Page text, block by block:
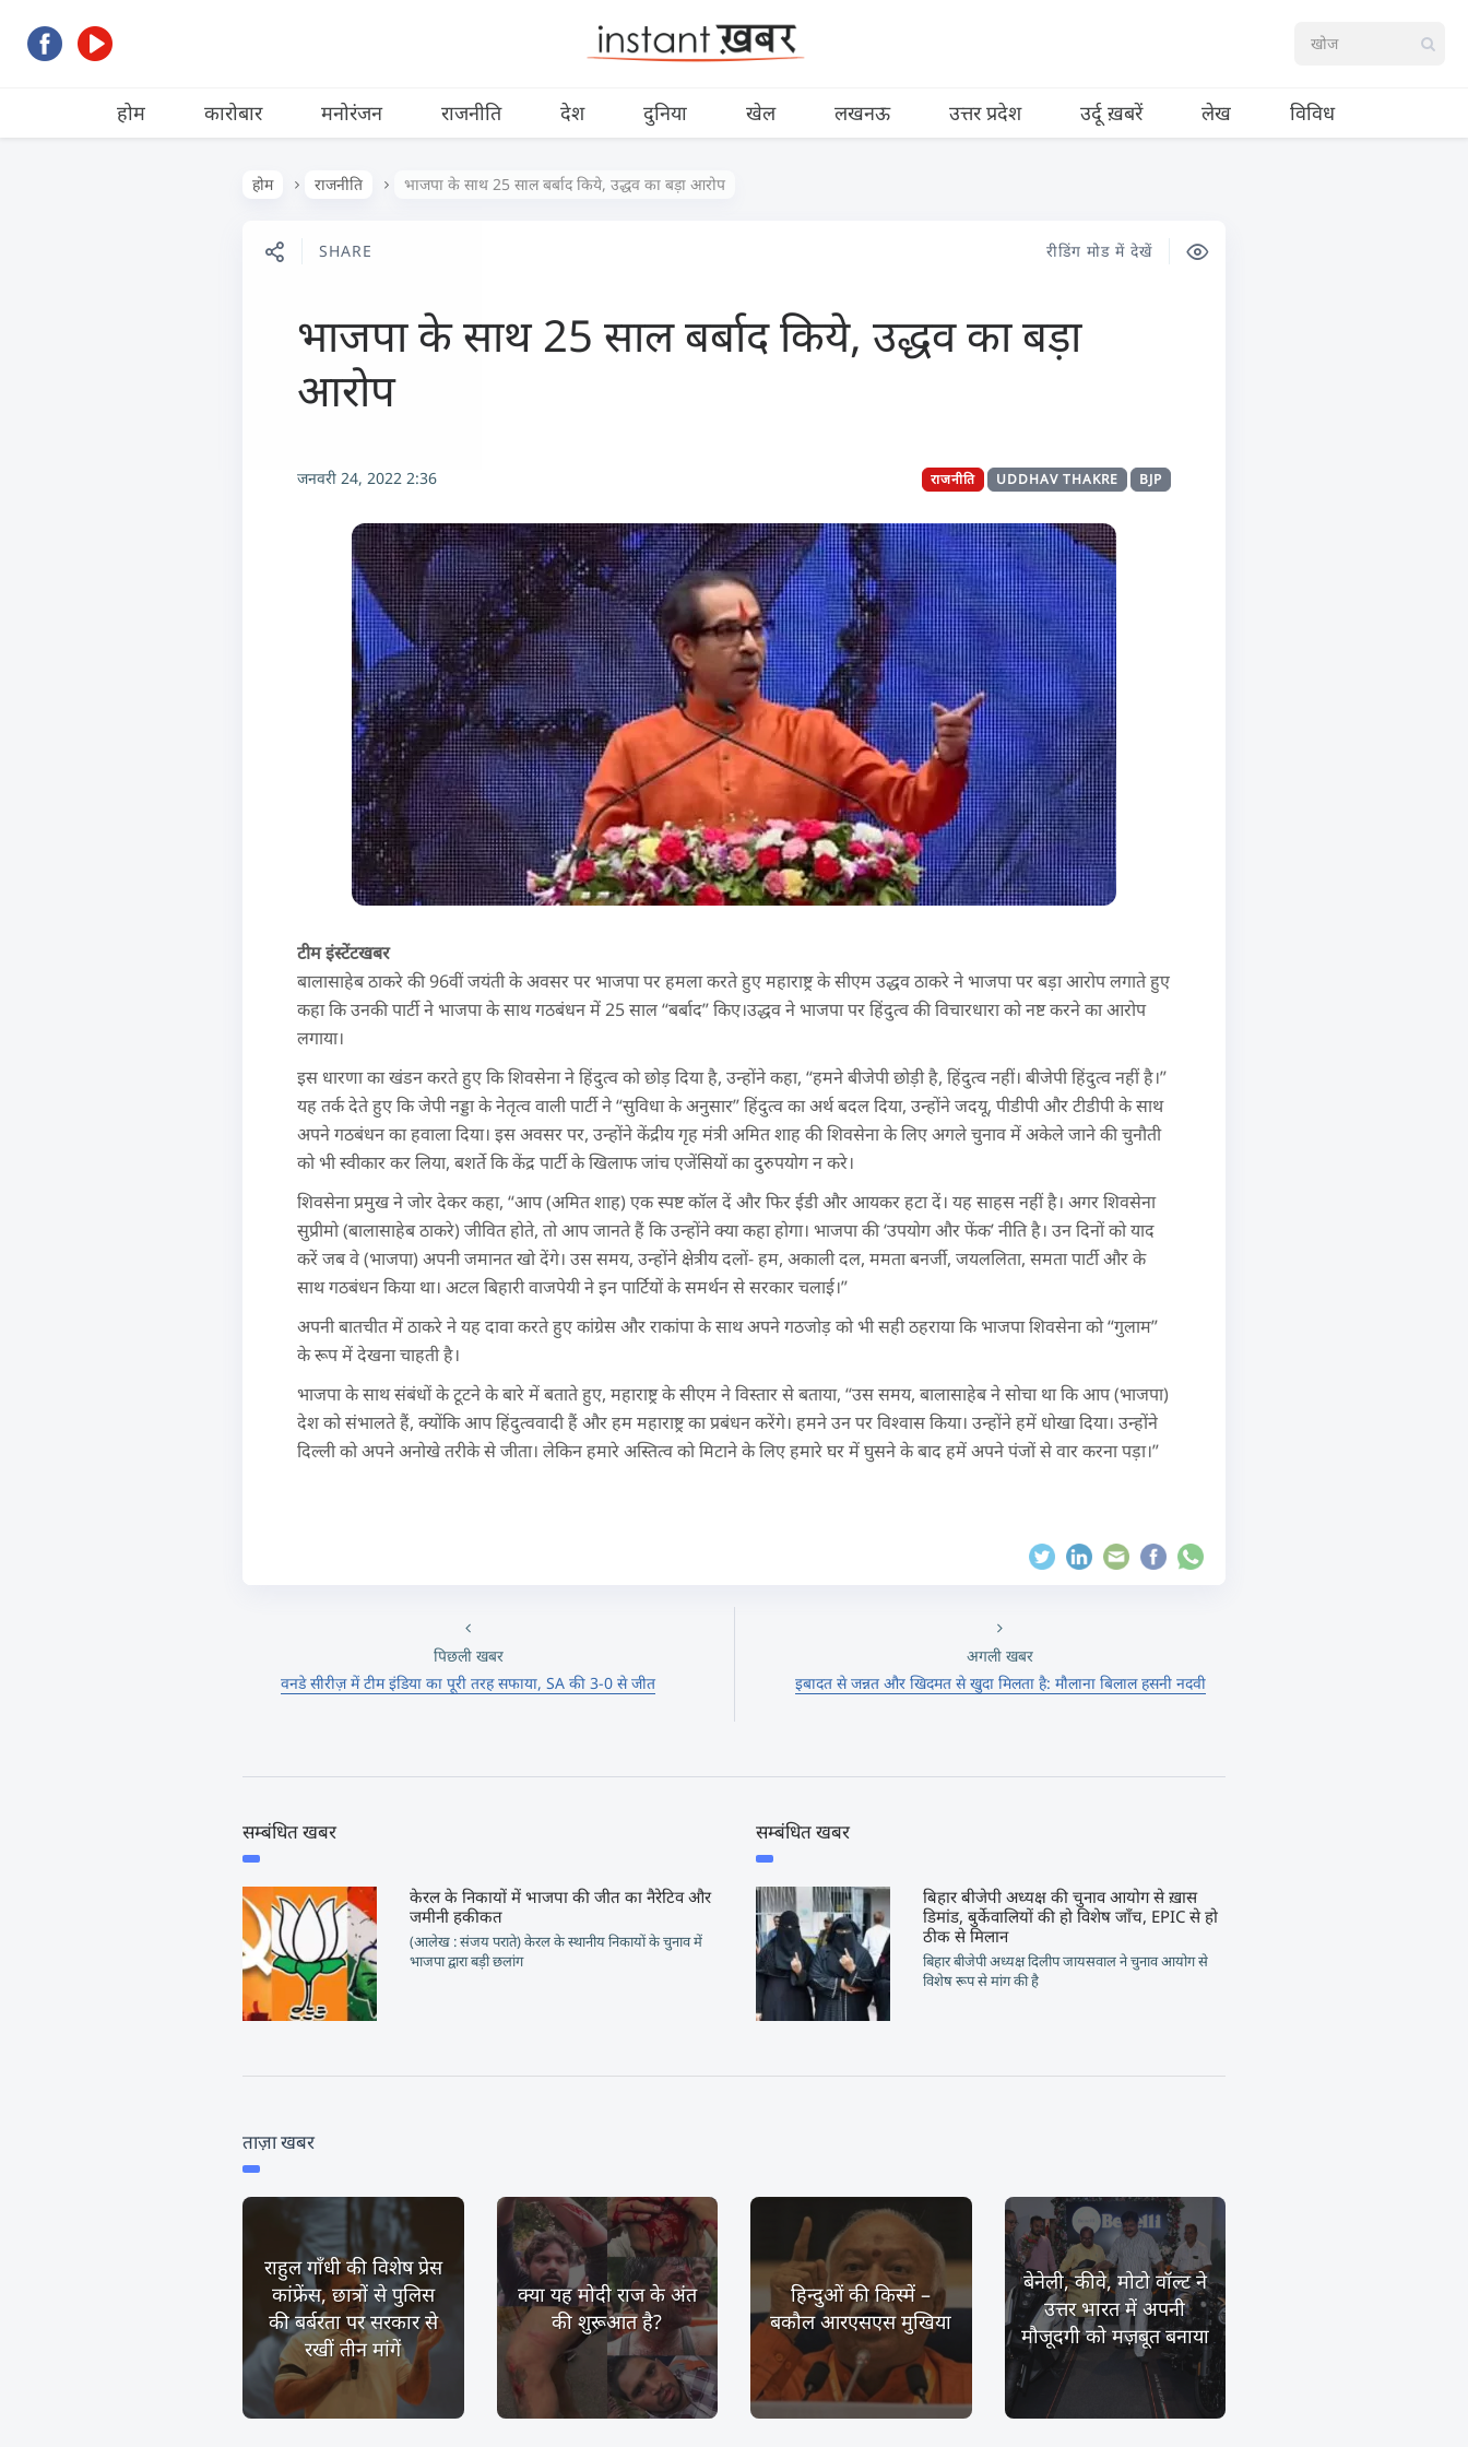
होम कारोबार मनोरंजन राजनीति देश दुनिया खेल लखनऊ उत्तर प्रदेश उर्दू ख़बरें लेख विविध
होम राजनीति भाजपा के साथ 25 साल बर्बाद किये, उद्धव का बड़ा आरोप
SHARE रीडिंग मोड में देखें
भाजपा के साथ 25 साल बर्बाद किये, उद्धव का बड़ा
आरोप
जनवरी 24, 2022 2:36 BJP
UDDHAV THAKRE
राजनीति
टीम इंस्टेंटखबर
बालासाहेब ठाकरे की 96वीं जयंती के अवसर पर भाजपा पर हमला करते हुए महाराष्ट्र के सीएम उद्धव ठाकरे ने भाजपा पर बड़ा आरोप लगाते हुए
कहा कि उनकी पार्टी ने भाजपा के साथ गठबंधन में 25 साल “बर्बाद” किए।उद्धव ने भाजपा पर हिंदुत्व की विचारधारा को नष्ट करने का आरोप
लगाया।
इस धारणा का खंडन करते हुए कि शिवसेना ने हिंदुत्व को छोड़ दिया है, उन्होंने कहा, “हमने बीजेपी छोड़ी है, हिंदुत्व नहीं। बीजेपी हिंदुत्व नहीं है।”
यह तर्क देते हुए कि जेपी नड्डा के नेतृत्व वाली पार्टी ने “सुविधा के अनुसार” हिंदुत्व का अर्थ बदल दिया, उन्होंने जदयू, पीडीपी और टीडीपी के साथ
अपने गठबंधन का हवाला दिया। इस अवसर पर, उन्होंने केंद्रीय गृह मंत्री अमित शाह की शिवसेना के लिए अगले चुनाव में अकेले जाने की चुनौती
को भी स्वीकार कर लिया, बशर्ते कि केंद्र पार्टी के खिलाफ जांच एजेंसियों का दुरुपयोग न करे।
शिवसेना प्रमुख ने जोर देकर कहा, “आप (अमित शाह) एक स्पष्ट कॉल दें और फिर ईडी और आयकर हटा दें। यह साहस नहीं है। अगर शिवसेना
सुप्रीमो (बालासाहेब ठाकरे) जीवित होते, तो आप जानते हैं कि उन्होंने क्या कहा होगा। भाजपा की ‘उपयोग और फेंक’ नीति है। उन दिनों को याद
करें जब वे (भाजपा) अपनी जमानत खो देंगे। उस समय, उन्होंने क्षेत्रीय दलों- हम, अकाली दल, ममता बनर्जी, जयललिता, समता पार्टी और के
साथ गठबंधन किया था। अटल बिहारी वाजपेयी ने इन पार्टियों के समर्थन से सरकार चलाई।”
अपनी बातचीत में ठाकरे ने यह दावा करते हुए कांग्रेस और राकांपा के साथ अपने गठजोड़ को भी सही ठहराया कि भाजपा शिवसेना को “गुलाम”
के रूप में देखना चाहती है।
भाजपा के साथ संबंधों के टूटने के बारे में बताते हुए, महाराष्ट्र के सीएम ने विस्तार से बताया, “उस समय, बालासाहेब ने सोचा था कि आप (भाजपा)
देश को संभालते हैं, क्योंकि आप हिंदुत्ववादी हैं और हम महाराष्ट्र का प्रबंधन करेंगे। हमने उन पर विश्वास किया। उन्होंने हमें धोखा दिया। उन्होंने
दिल्ली को अपने अनोखे तरीके से जीता। लेकिन हमारे अस्तित्व को मिटाने के लिए हमारे घर में घुसने के बाद हमें अपने पंजों से वार करना पड़ा।”
पिछली खबर
वनडे सीरीज़ में टीम इंडिया का पूरी तरह सफाया, SA की 3-0 से जीत
अगली खबर
इबादत से जन्नत और खिदमत से खुदा मिलता है: मौलाना बिलाल हसनी नदवी
सम्बंधित खबर
केरल के निकायों में भाजपा की जीत का नैरेटिव और
जमीनी हकीकत
(आलेख : संजय पराते) केरल के स्थानीय निकायों के चुनाव में
भाजपा द्वारा बड़ी छलांग
सम्बंधित खबर
बिहार बीजेपी अध्यक्ष की चुनाव आयोग से ख़ास
डिमांड, बुर्केवालियों की हो विशेष जाँच, EPIC से हो
ठीक से मिलान
बिहार बीजेपी अध्यक्ष दिलीप जायसवाल ने चुनाव आयोग से
विशेष रूप से मांग की है
ताज़ा खबर
राहुल गाँधी की विशेष प्रेस
कांफ्रेंस, छात्रों से पुलिस
की बर्बरता पर सरकार से
रखीं तीन मांगें
क्या यह मोदी राज के अंत
की शुरूआत है?
हिन्दुओं की किस्में –
बकौल आरएसएस मुखिया
बेनेली, कीवे, मोटो वॉल्ट ने
उत्तर भारत में अपनी
मौजूदगी को मज़बूत बनाया